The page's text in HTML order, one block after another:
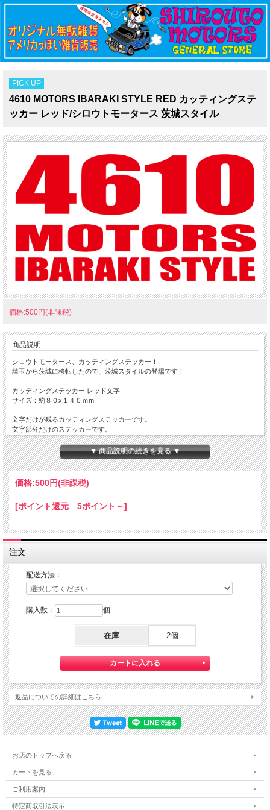
PICK UP
4610 MOTORS IBARAKI STYLE RED カッティングステ
ッカー レッド/シロウトモータース 茨城スタイル
価格:500円(非課税)
商品説明
シロウトモータース、カッティングステッカー！
埼玉から茨城に移転したので、茨城スタイルの登場です！
カッティングステッカー レッド文字
サイズ：約８０x１４５ｍm
文字だけが残るカッティングステッカーです。
文字部分だけのステッカーです。
Made in JAPAN
耐水・耐光加工済みですが、ご使用する環境、気象状況により耐久性が異なります
こと、ご理解・ご了承下さい。
★コチラの商品は『定形郵便』・『定形外郵便』・『ゆうパケット』 配送可能な
ご利用の際の配送費は、全国一律となります。
を必読の上
定形郵便：『利用する』
定形外郵便：『利用する』
ゆうパケット：『利用する』をご選択下さい。
『定形郵便』・『定形外郵便』・『ゆうパケット』は通常の宅配便と異なり
宅配便のように受領印やサインのやり取りが無く、ご不在時であってもお受け取り
いただけます。
また、沖縄等の離島区域の場合でも別途送料が掛かりません。
▼ 商品説明の続きを見る ▼
価格:500円(非課税)
[ポイント還元 5ポイント～]
注文
配送方法：
購入数： 個
在庫 2個
返品についての詳細はこちら
お店のトップへ戻る
カートを見る
ご利用案内
特定商取引法表示